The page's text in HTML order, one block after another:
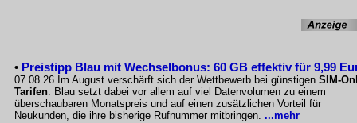
• Preistipp Blau mit Wechselbonus: 60 GB effektiv für 9,99
07.08.26 Im August verschärft sich der Wettbewerb bei günstigen SIM-
Tarifen. Blau setzt dabei vor allem auf viel Datenvolumen zu einem
überschaubaren Monatspreis und auf einen zusätzlichen Vorteil für
Neukunden, die ihre bisherige Rufnummer mitbringen. ...mehr